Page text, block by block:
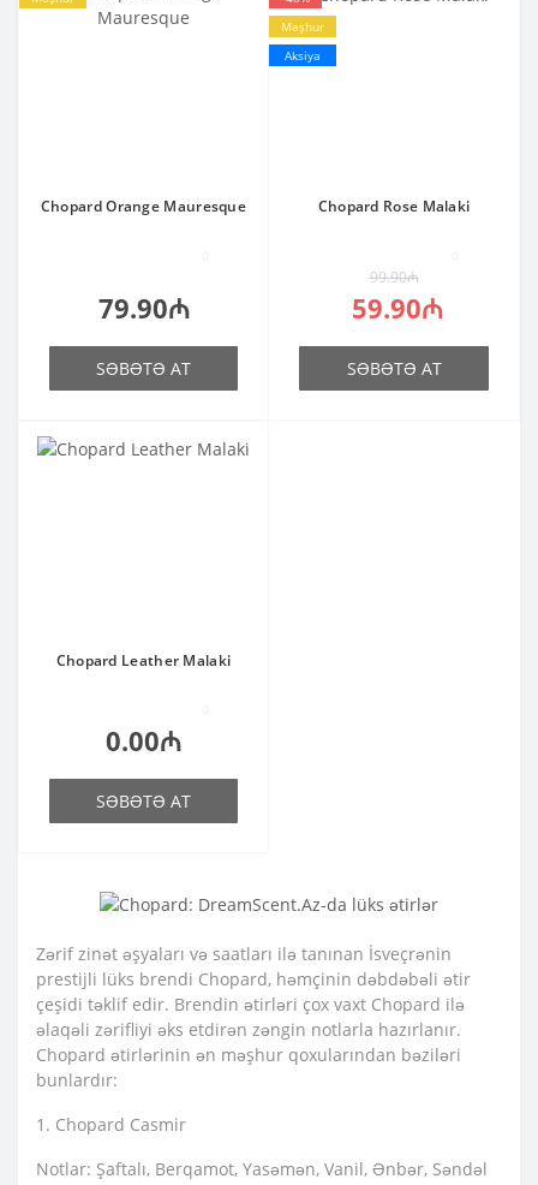
Chopard Orange Mauresque
79.90₼
SƏBƏTƏ AT
Məşhur
Aksiya
Chopard Rose Malaki
99.90₼
59.90₼
SƏBƏTƏ AT
Chopard Leather Malaki
0.00₼
SƏBƏTƏ AT
Zərif zinət əşyaları və saatları ilə tanınan İsveçrənin
prestijli lüks brendi Chopard, həmçinin dəbdəbəli ətir
çeşidi təklif edir. Brendin ətirləri çox vaxt Chopard ilə
əlaqəli zərifliyi əks etdirən zəngin notlarla hazırlanır.
Chopard ətirlərinin ən məşhur qoxularından bəziləri
bunlardır:
1. Chopard Casmir
Notlar: Şaftalı, Berqamot, Yasəmən, Vanil, Ənbər, Səndəl